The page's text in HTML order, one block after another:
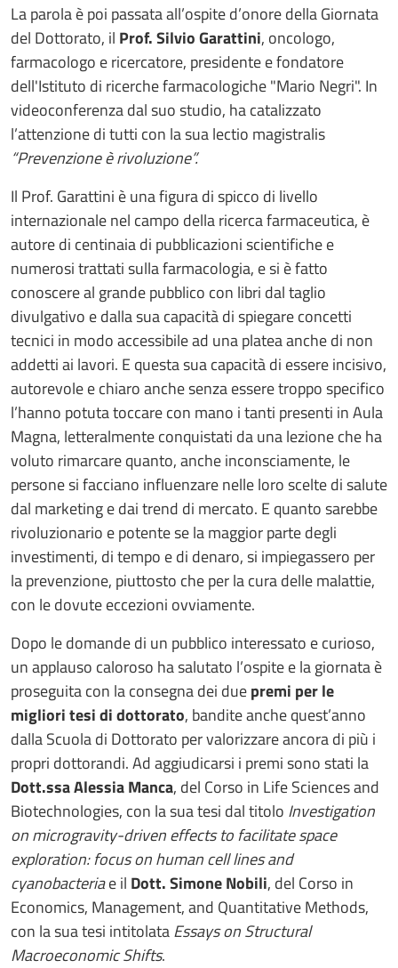
La parola è poi passata all’ospite d’onore della Giornata
del Dottorato, il Prof. Silvio Garattini, oncologo,
farmacologo e ricercatore, presidente e fondatore
dell'Istituto di ricerche farmacologiche "Mario Negri". In
videoconferenza dal suo studio, ha catalizzato
l’attenzione di tutti con la sua lectio magistralis
“Prevenzione è rivoluzione”.
Il Prof. Garattini è una figura di spicco di livello
internazionale nel campo della ricerca farmaceutica, è
autore di centinaia di pubblicazioni scientifiche e
numerosi trattati sulla farmacologia, e si è fatto
conoscere al grande pubblico con libri dal taglio
divulgativo e dalla sua capacità di spiegare concetti
tecnici in modo accessibile ad una platea anche di non
addetti ai lavori. E questa sua capacità di essere incisivo,
autorevole e chiaro anche senza essere troppo specifico
l’hanno potuta toccare con mano i tanti presenti in Aula
Magna, letteralmente conquistati da una lezione che ha
voluto rimarcare quanto, anche inconsciamente, le
persone si facciano influenzare nelle loro scelte di salute
dal marketing e dai trend di mercato. E quanto sarebbe
rivoluzionario e potente se la maggior parte degli
investimenti, di tempo e di denaro, si impiegassero per
la prevenzione, piuttosto che per la cura delle malattie,
con le dovute eccezioni ovviamente.
Dopo le domande di un pubblico interessato e curioso,
un applauso caloroso ha salutato l’ospite e la giornata è
proseguita con la consegna dei duepremi per le
migliori tesi di dottorato, bandite anche quest’anno
dalla Scuola di Dottorato per valorizzare ancora di più i
propri dottorandi. Ad aggiudicarsi i premi sono stati la
Dott.ssa Alessia Manca, del Corso in Life Sciences and
Biotechnologies, con la sua tesi dal titolo Investigation
on microgravity-driven effects to facilitate space
exploration: focus on human cell lines and
cyanobacteriae il Dott. Simone Nobili, del Corso in
Economics, Management, and Quantitative Methods,
con la sua tesi intitolataEssays on Structural
Macroeconomic Shifts.